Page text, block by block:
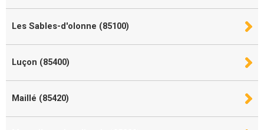
Les Sables-d'olonne (85100)
Luçon (85400)
Maillé (85420)